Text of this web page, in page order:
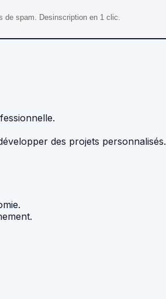
de spam. Desinscription en 1 clic.
des projets personnalisés.